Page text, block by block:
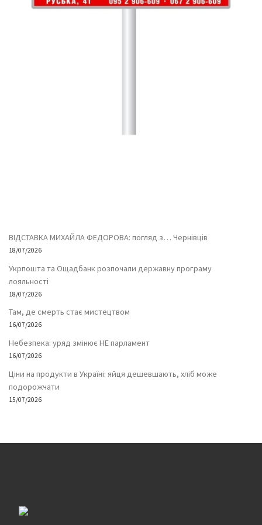
ВІДСТАВКА МИХАЙЛА ФЕДОРОВА: погляд з… Чернівців
18/07/2026
Укрпошта та Ощадбанк розпочали державну програму
лояльності
18/07/2026
Там, де смерть стає мистецтвом
16/07/2026
Небезпека: уряд змінює НЕ парламент
16/07/2026
Ціни на продукти в Україні: яйця дешевшають, хліб може
подорожчати
15/07/2026